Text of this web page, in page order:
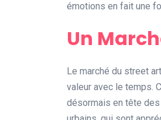
émotions en fait une
Un
Le marché du street
valeur avec le temps.
désormais en tête